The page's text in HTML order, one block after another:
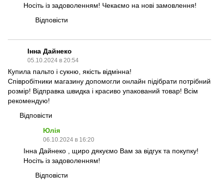
Носіть із задоволенням! Чекаємо на нові замовлення!
Відповісти
Інна Дайнеко
05.10.2024 в 20:54
Купила пальто і сукню, якість відмінна!
Співробітники магазину допомогли онлайн підібрати потрібний
розмір! Відправка швидка і красиво упакований товар! Всім
рекомендую!
Відповісти
Юлія
06.10.2024 в 16:20
Інна Дайнеко , щиро дякуємо Вам за відгук та покупку!
Носіть із задоволенням!
Відповісти